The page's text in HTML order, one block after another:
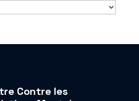
Contre les